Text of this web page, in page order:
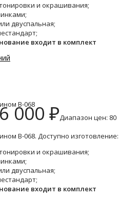
и окрашивания;
двуспальная;
входит в комплект
B-068
000 ₽Диапазон цен: 80
B-068. Доступно изготовление:
и окрашивания;
двуспальная;
входит в комплект